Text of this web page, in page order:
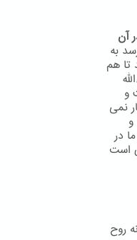
آن
به
تا هم
و
نمی
در
است
روح